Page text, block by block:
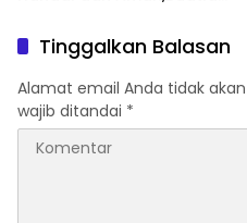
lebih menarik
Tinggalkan Balasan
Alamat email Anda tidak
wajib ditandai *